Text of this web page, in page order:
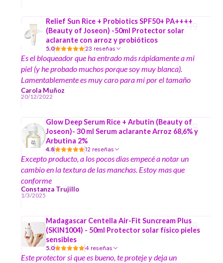
Relief Sun Rice + Probiotics SPF50+ PA++++
(Beauty of Joseon) -50ml Protector solar
aclarante con arroz y probióticos
5.0 23 reseñas
Es el bloqueador que ha entrado más rápidamente a mi
piel (y he probado muchos porque soy muy blanca).
Lamentablemente es muy caro para mí por el tamaño
que tiene si no lo adoptaría como un must en mi neceser.
Lo único que me preocupa es que tiene un INCI de solo
componentes). Pero yo, teniendo una piel mixta tendiente
a grasa, muy sensible, madura y vascularizada, no me
produjo ninguna irritación o molestias.
Carola Muñoz
20/12/2022
Glow Deep Serum Rice + Arbutin (Beauty of
Joseon)- 30 ml Serum aclarante Arroz 68,6% y
Arbutina 2%
4.8 12 reseñas
Excepto producto, a los pocos dias empecé a notar un
cambio en la textura de las manchas. Estoy mas que
conforme
Constanza Trujillo
1/3/2025
Madagascar Centella Air-Fit Suncream Plus
(SKIN1004) - 50ml Protector solar físico pieles
sensibles
5.0 4 reseñas
Este protector si que es bueno, te proteje y deja un